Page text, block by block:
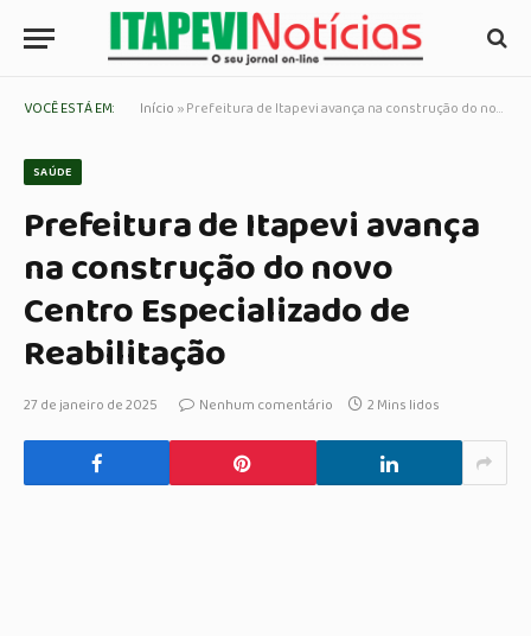
VOCÊ ESTÁ EM: Início »Prefeitura de Itapevi avança na construção do novo Centro Especializado de Reabilitação
SAÚDE
Prefeitura de Itapevi avança
na construção do novo
Centro Especializado de
Reabilitação
27 de janeiro de 2025 Nenhum comentário 2 Mins lidos